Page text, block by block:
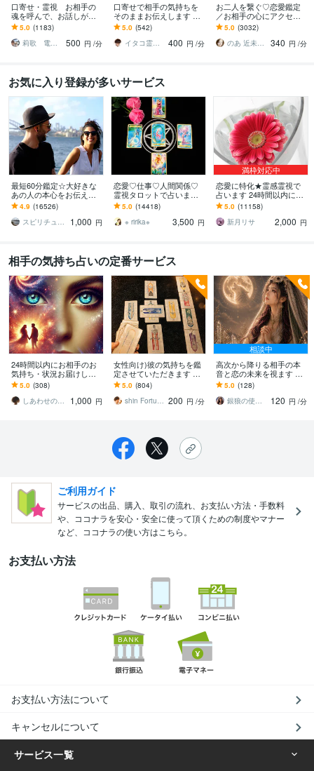
口寄せ・霊視 お相手の
魂を呼んで、お話しが出
来ます 。秘密の恋愛・復
縁・片思い・亡くなった
方・ペットと話せます。
5.0 (1183)
莉歌 電話占い 女性限定
500 円 /分
口寄せで相手の気持ちを
そのままお伝えします 現
状を把握し未来を切り開
く方法を具体的にお伝え
します
5.0 (542)
イタコ霊能者 豊珠
400 円 /分
お二人を繋ぐ♡恋愛鑑定
／お相手の心にアクセス
します お相手の温度感／
片思い／複雑／復縁／遠
距離／全世代鑑定中❣
5.0 (3032)
のあ 近未来鑑定師 TR OR LE
340 円 /分
お気に入り登録が多いサービス
最短60分鑑定☆大好きな
あの人の本心をお伝えし
ます 【詳細不要】好きな
人の本音と将来への思
い。私をどう思ってる？
4.9 (16526)
スピリチュアルカウンセラー沙耶美
1,000 円
恋愛♡仕事♡人間関係♡
霊視タロットで占います
霊視鑑定♡恋愛アドバイ
ザーとして相手の心理も
詳しく解説します
5.0 (14418)
※ ririka※
3,500 円
満枠対応中
恋愛に特化★霊感霊視で
占います 24時間以内に返
信、スピリチュアル鑑定
5.0 (11158)
新月リサ
2,000 円
相手の気持ち占いの定番サービス
24時間以内にお相手のお
気持ち・状況お届けしま
す あの時の自分への想
い、お相手の後悔、現在
のお気持ち視ます
5.0 (308)
しあわせのりん❤︎復縁・複雑・歳の差❤︎
1,000 円
女性向け)彼の気持ちを鑑
定させていただきます 彼
の本音・本心、何故返信
がないのか、どうして行
きたいのかなど
5.0 (804)
shin FortuneCats 200 円 /分
相談中
高次から降りる相手の本
音と恋の未来を視ます 本
音を知ることで、恋が動
き出すきっかけをお届け
します
5.0 (128)
銀狼の使者★ミハエル
120 円 /分
ご利用ガイド
サービスの出品、購入、取引の流れ、お支払い方法・手数料
や、ココナラを安心・安全に使って頂くための制度やマナー
など、ココナラの使い方はこちら。
お支払い方法
お支払い方法について
キャンセルについて